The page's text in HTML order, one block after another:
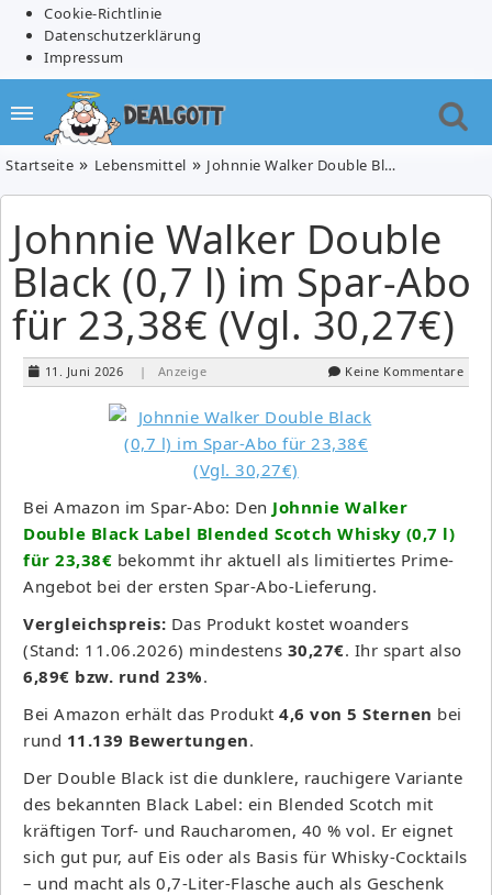
Cookie-Richtlinie
Datenschutzerklärung
Impressum
Startseite Lebensmittel Johnnie Walker Double Black (0,7 l) im Spar-Abo für 23,38€ (Vgl. 30,27€)
Johnnie Walker Double
Black (0,7 l) im Spar-Abo
für 23,38€ (Vgl. 30,27€)
11. Juni 2026 | Anzeige Keine Kommentare
Bei Amazon im Spar-Abo: Den Johnnie Walker
Double Black Label Blended Scotch Whisky (0,7 l)
für 23,38€ bekommt ihr aktuell als limitiertes Prime-
Angebot bei der ersten Spar-Abo-Lieferung.
Vergleichspreis: Das Produkt kostet woanders
(Stand: 11.06.2026) mindestens 30,27€. Ihr spart also
6,89€ bzw. rund 23%.
Bei Amazon erhält das Produkt 4,6 von 5 Sternen bei
rund 11.139 Bewertungen.
Der Double Black ist die dunklere, rauchigere Variante
des bekannten Black Label: ein Blended Scotch mit
kräftigen Torf- und Raucharomen, 40 % vol. Er eignet
sich gut pur, auf Eis oder als Basis für Whisky-Cocktails
– und macht als 0,7-Liter-Flasche auch als Geschenk